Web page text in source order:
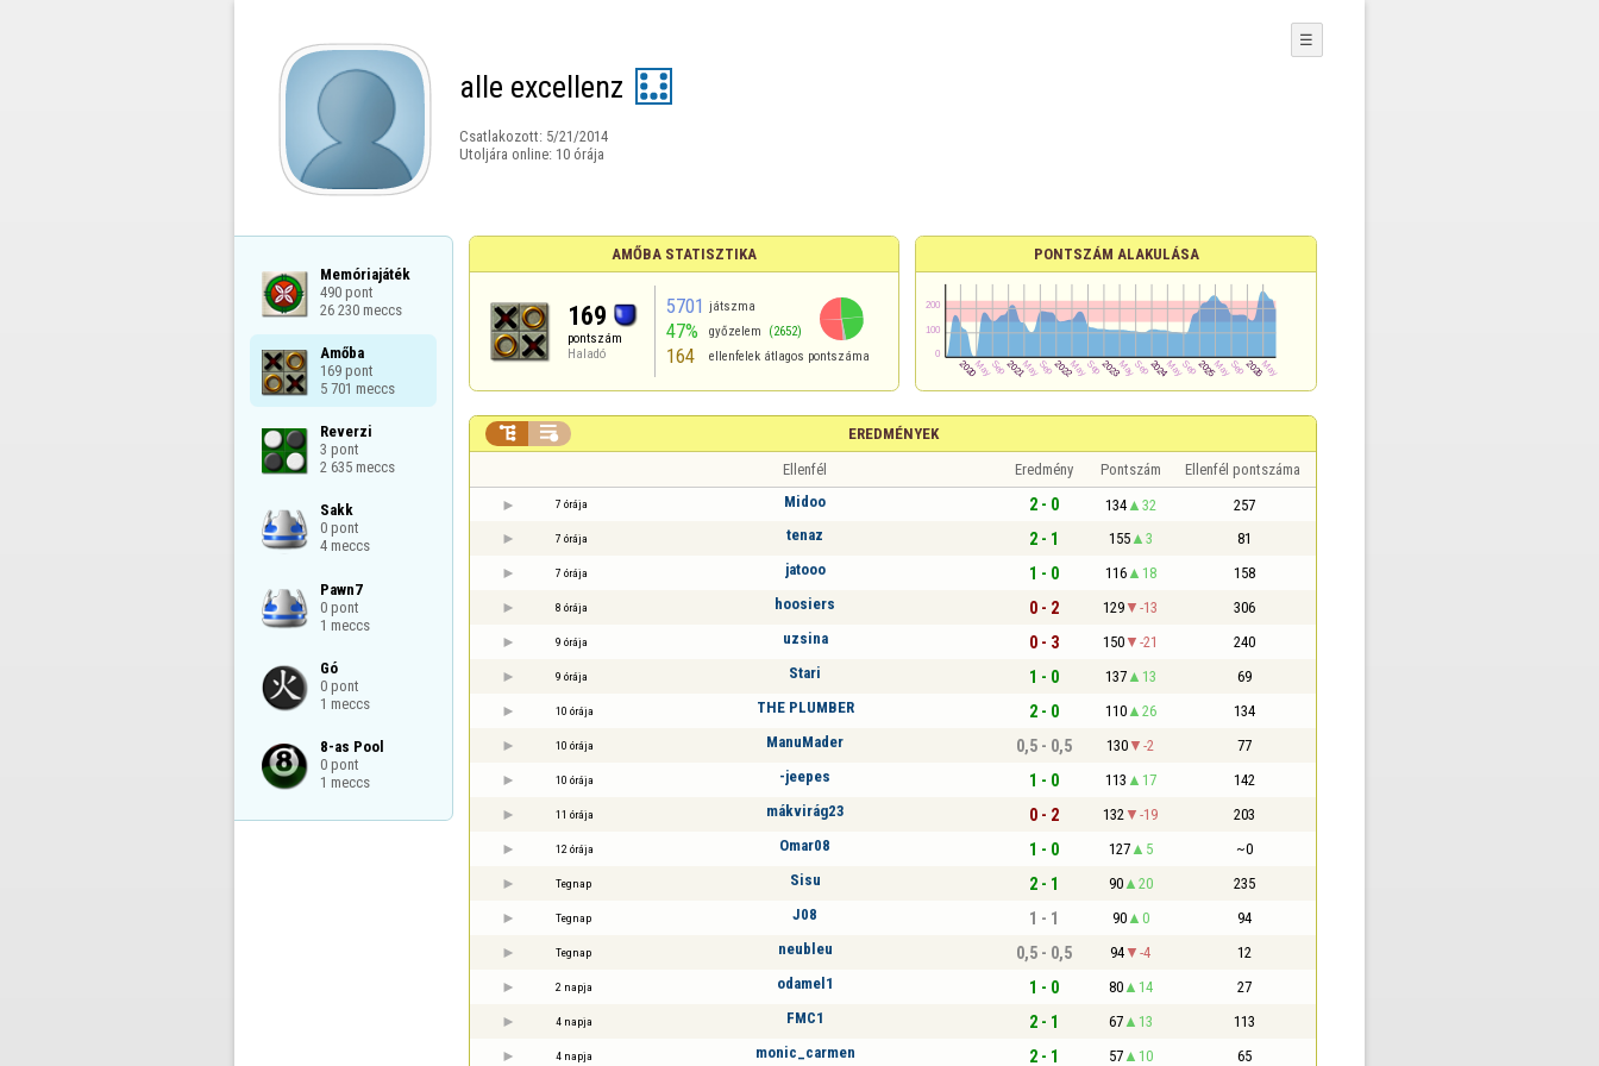
alle excellenz
Csatlakozott: 5/21/2014
Utoljára online: 10 órája
☰
Memóriajáték
490 pont
26 230 meccs
Amőba
169 pont
5 701 meccs
Reverzi
3 pont
2 635 meccs
Sakk
0 pont
4 meccs
Pawn7
0 pont
1 meccs
Gó
0 pont
1 meccs
8-as Pool
0 pont
1 meccs
AMŐBA STATISZTIKA
169
pontszám
Haladó
5701 játszma
47% győzelem (2652)
164 ellenfelek átlagos pontszáma
PONTSZÁM ALAKULÁSA
EREDMÉNYEK
 
Ellenfél Eredmény Pontszám Ellenfél pontszáma
7 órája Midoo 2 - 0 134 32 257
7 órája tenaz 2 - 1 155 3 81
7 órája jatooo 1 - 0 116 18 158
8 órája hoosiers 0 - 2 129 -13 306
9 órája uzsina 0 - 3 150 -21 240
9 órája Stari 1 - 0 137 13 69
10 órája THE PLUMBER 2 - 0 110 26 134
10 órája ManuMader 0,5 - 0,5 130 -2 77
10 órája -jeepes 1 - 0 113 17 142
11 órája mákvirág23 0 - 2 132 -19 203
12 órája Omar08 1 - 0 127 5 ~0
Tegnap Sisu 2 - 1 90 20 235
Tegnap J08 1 - 1 90 0 94
Tegnap neubleu 0,5 - 0,5 94 -4 12
2 napja odamel1 1 - 0 80 14 27
4 napja FMC1 2 - 1 67 13 113
4 napja monic_carmen 2 - 1 57 10 65